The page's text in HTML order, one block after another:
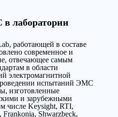
лаборатории
работающей в составе
современное и
отвечающее самым
в области
электромагнитной
испытаний ЭМС
изготовленные
и зарубежными
числе Keysight, RTI,
Shwarzbeck,